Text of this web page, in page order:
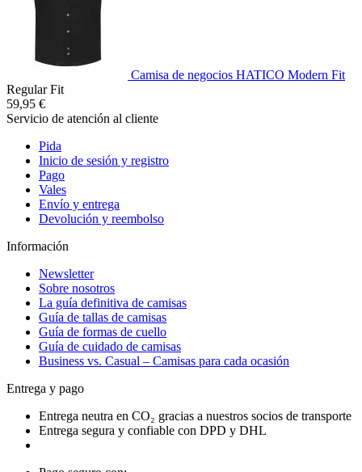
Camisa de negocios HATICO Modern Fit
Regular Fit
59,95 €
Servicio de atención al cliente
Pida
Inicio de sesión y registro
Pago
Vales
Envío y entrega
Devolución y reembolso
Información
Newsletter
Sobre nosotros
La guía definitiva de camisas
Guía de tallas de camisas
Guía de formas de cuello
Guía de cuidado de camisas
Business vs. Casual – Camisas para cada ocasión
Entrega y pago
Entrega neutra en CO₂ gracias a nuestros socios de transporte
Entrega segura y confiable con DPD y DHL